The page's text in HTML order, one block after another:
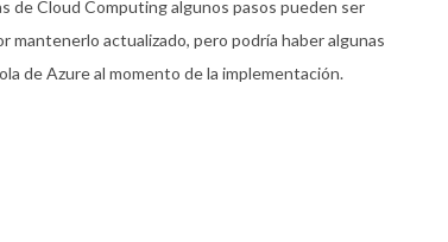
de Cloud Computing algunos pasos pueden ser
actualizado, pero podría haber algunas
de Azure al momento de la implementación.